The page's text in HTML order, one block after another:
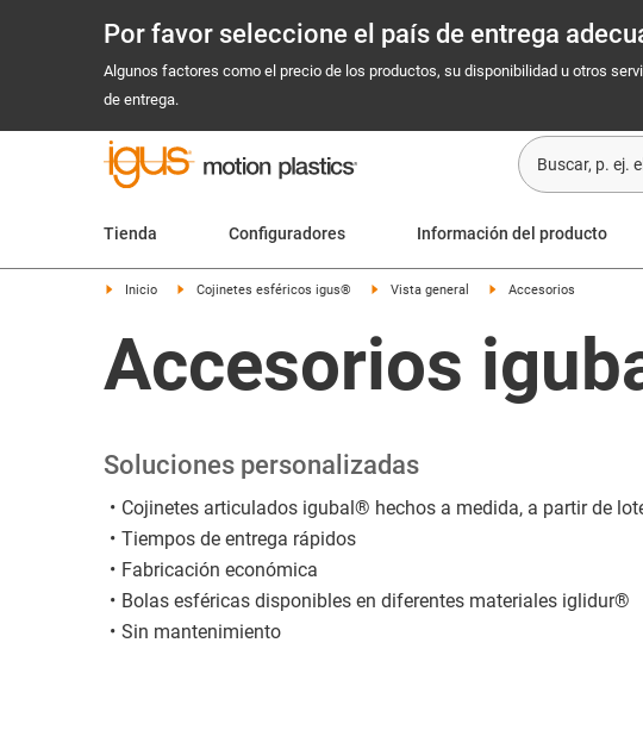
Por favor seleccione el país de entrega
Algunos factores como el precio de los productos, su disponibilidad u otros
de entrega.
Tienda Configuradores Información del producto
Inicio Cojinetes esféricos igus® Vista general Accesorios
Accesorios
Soluciones personalizadas
Cojinetes articulados igubal® hechos a medida, a partir de
Tiempos de entrega rápidos
Fabricación económica
Bolas esféricas disponibles en diferentes materiales iglidur®
Sin mantenimiento